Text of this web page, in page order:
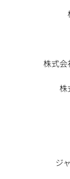
株式会
株
ジ